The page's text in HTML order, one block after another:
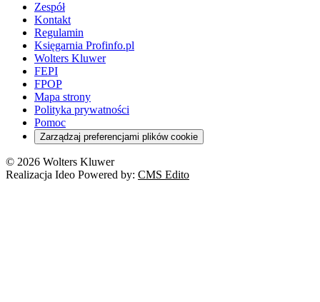
Zespół
Kontakt
Regulamin
Księgarnia Profinfo.pl
Wolters Kluwer
FEPI
FPOP
Mapa strony
Polityka prywatności
Pomoc
Zarządzaj preferencjami plików cookie
© 2026 Wolters Kluwer
Realizacja Ideo Powered by: CMS Edito